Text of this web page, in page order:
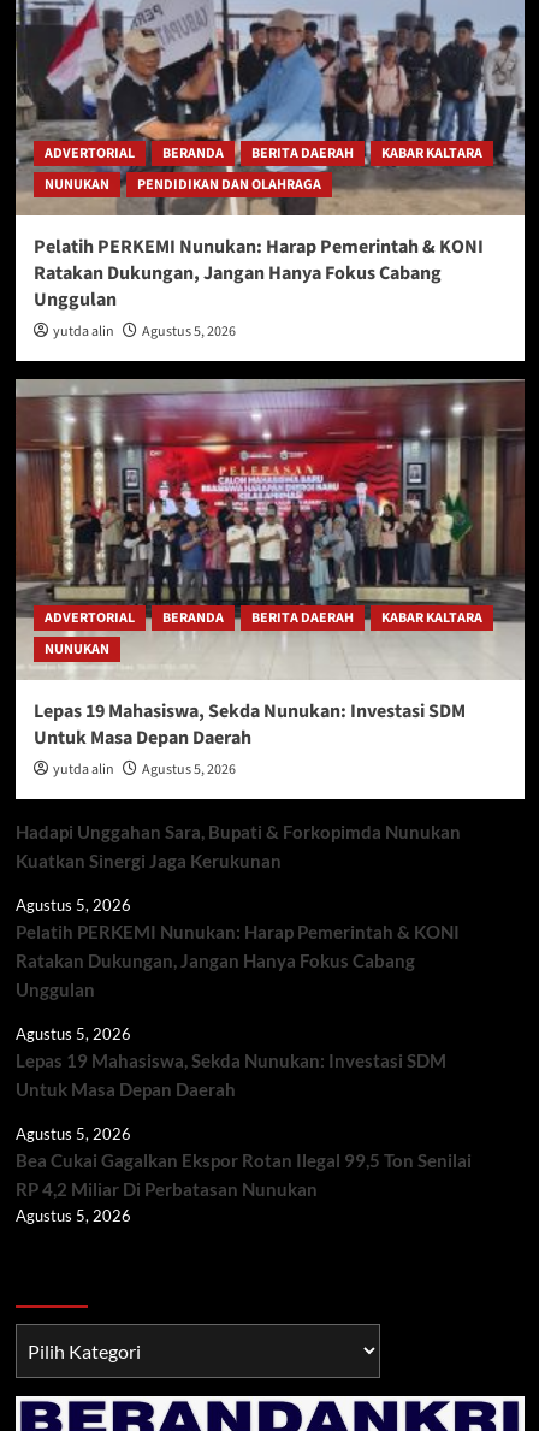
ADVERTORIAL BERANDA BERITA DAERAH
KABAR KALTARA
NUNUKAN
PENDIDIKAN DAN OLAHRAGA
Pelatih PERKEMI Nunukan: Harap Pemerintah & KONI
Ratakan Dukungan, Jangan Hanya Fokus Cabang
Unggulan
yutda alin Agustus 5, 2026
ADVERTORIAL BERANDA BERITA DAERAH
KABAR KALTARA
NUNUKAN
Lepas 19 Mahasiswa, Sekda Nunukan: Investasi SDM
Untuk Masa Depan Daerah
yutda alin Agustus 5, 2026
Hadapi Unggahan Sara, Bupati & Forkopimda Nunukan
Kuatkan Sinergi Jaga Kerukunan
Agustus 5, 2026
Pelatih PERKEMI Nunukan: Harap Pemerintah & KONI
Ratakan Dukungan, Jangan Hanya Fokus Cabang
Unggulan
Agustus 5, 2026
Lepas 19 Mahasiswa, Sekda Nunukan: Investasi SDM
Untuk Masa Depan Daerah
Agustus 5, 2026
Bea Cukai Gagalkan Ekspor Rotan Ilegal 99,5 Ton Senilai
RP 4,2 Miliar Di Perbatasan Nunukan
Agustus 5, 2026
TNI/POLRI